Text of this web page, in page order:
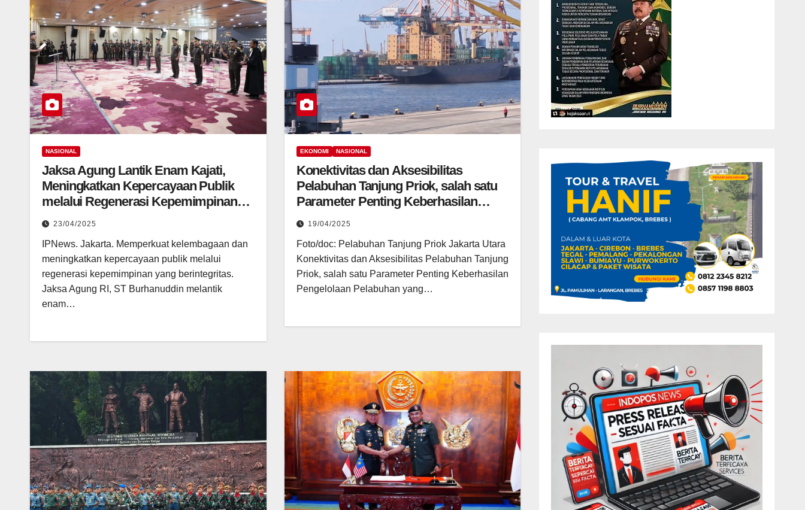
NASIONAL
Jaksa Agung Lantik Enam Kajati,
Meningkatkan Kepercayaan Publik
melalui Regenerasi Kepemimpinan
yang Berintegritas
23/04/2025
IPNews. Jakarta. Memperkuat kelembagaan dan
meningkatkan kepercayaan publik melalui
regenerasi kepemimpinan yang berintegritas.
Jaksa Agung RI, ST Burhanuddin melantik
enam…
EKONOMI NASIONAL
Konektivitas dan Aksesibilitas
Pelabuhan Tanjung Priok, salah satu
Parameter Penting Keberhasilan
Pengelolaan Pelabuhan yang Baik.
19/04/2025
Foto/doc: Pelabuhan Tanjung Priok Jakarta Utara
Konektivitas dan Aksesibilitas Pelabuhan Tanjung
Priok, salah satu Parameter Penting Keberhasilan
Pengelolaan Pelabuhan yang…